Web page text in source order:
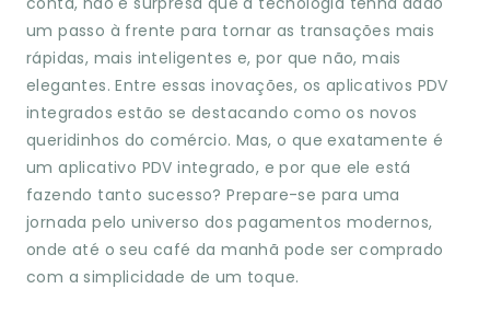
um passo à frente para tornar as transações mais
rápidas, mais inteligentes e, por que não, mais
elegantes. Entre essas inovações, os aplicativos PDV
integrados estão se destacando como os novos
queridinhos do comércio. Mas, o que exatamente é
um aplicativo PDV integrado, e por que ele está
fazendo tanto sucesso? Prepare-se para uma
jornada pelo universo dos pagamentos modernos,
onde até o seu café da manhã pode ser comprado
com a simplicidade de um toque.